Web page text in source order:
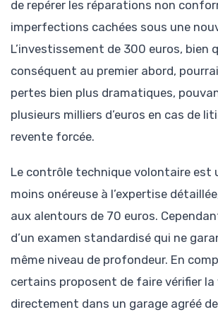
de repérer les réparations non
imperfections cachées sous une
L’investissement de 300 euros, bien
conséquent au premier abord,
pertes bien plus dramatiques,
plusieurs milliers d’euros en cas de
revente forcée.
Le contrôle technique volontaire est
moins onéreuse à l’expertise
aux alentours de 70 euros.
d’un examen standardisé qui ne
même niveau de profondeur. En
certains proposent de faire vérifier
directement dans un garage agréé